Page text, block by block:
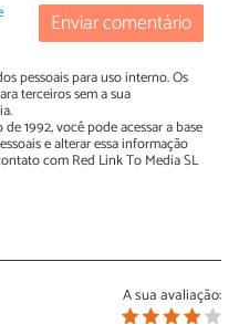
Enviar comentário
pessoais para uso interno. Os
terceiros sem a sua
1992, você pode acessar a base
e alterar essa informação
com Red Link To Media SL
A sua avaliação: